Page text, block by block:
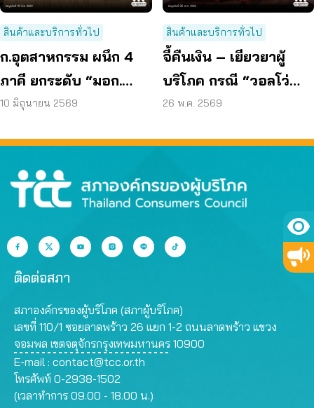
สินค้าและบริการทั่วไป
ก.อุตสาหกรรม ผนึก 4
ภาคี ยกระดับ “มอก.
Watch” สกัดสินค้า
10 มิถุนายน 2569
สินค้าและบริการทั่วไป
จี้คืนเงิน – เยียวยาผู้
บริโภค กรณี “วอลโว่
EX30” ส่งหนังสือถึง
26 พ.ค. 2569
ติดต่อสภา
สภาองค์กรของผู้บริโภค (สภาผู้บริโภค)
เลขที่ 110/1 ซอยลาดพร้าว 26 แยก 1-2 ถนนลาดพร้าว แขวง
จอมพล เขตจตุจักรกรุงเทพมหานคร 10900
E-mail : contact@tcc.or.th
โทรศัพท์ 0-2938-1502
(เวลาทำการ 09.00 - 18.00 น.)